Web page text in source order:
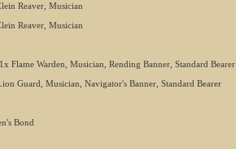
Reaver, Musician
Reaver, Musician
Flame Warden, Musician, Rending Banner, Standard Bearer
Guard, Musician, Navigator's Banner, Standard Bearer
Bond